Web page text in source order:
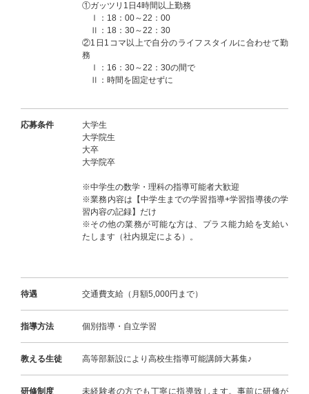
①ガッツリ1日4時間以上勤務
Ⅰ：18：00～22：00
Ⅱ：18：30～22：30
②1日1コマ以上で自分のライフスタイルに合わせて勤
務
Ⅰ：16：30～22：30の間で
Ⅱ：時間を固定せずに
応募条件
大学生
大学院生
大卒
大学院卒
※中学生の数学・理科の指導可能者大歓迎
※業務内容は【中学生までの学習指導+学習指導後の学
習内容の記録】だけ
※その他の業務が可能な方は、プラス能力給を支給い
たします（社内規定による）。
待遇 交通費支給（月額5,000円まで）
指導方法 個別指導・自立学習
教える生徒 高等部新設により高校生指導可能講師大募集♪
研修制度
未経験者の方でも丁寧に指導致します。事前に研修が